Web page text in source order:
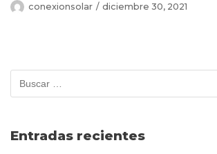
conexionsolar diciembre 30, 2021
Entradas recientes